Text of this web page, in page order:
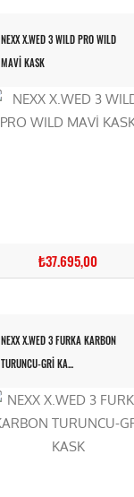
NEXX X.WED 3 WILD PRO WILD
MAVİ KASK
₺37.695,00
NEXX X.WED 3 FURKA KARBON
TURUNCU-GRİ KA...